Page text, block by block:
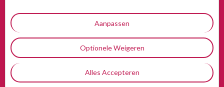
sector
Aanpassen
Optionele Weigeren
Alles Accepteren